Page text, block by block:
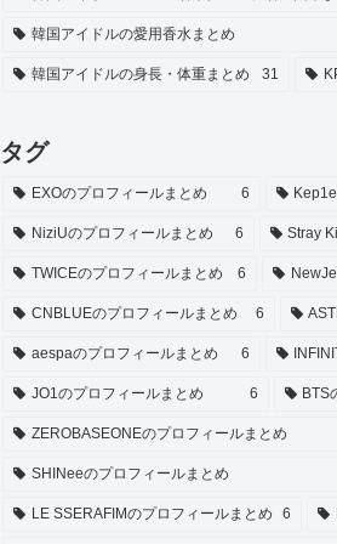
韓国アイドルの愛用香水まとめ
韓国アイドルの身長・体重まとめ 31
タグ
EXOのプロフィールまとめ 6
NiziUのプロフィールまとめ 6 Stray
TWICEのプロフィールまとめ 6
CNBLUEのプロフィールまとめ 6
aespaのプロフィールまとめ 6
JO1のプロフィールまとめ 6 BTS
ZEROBASEONEのプロフィールまとめ
SHINeeのプロフィールまとめ
LE SSERAFIMのプロフィールまとめ 6